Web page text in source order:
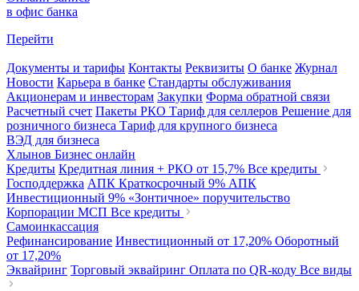
в офис банка
Перейти
Документы и тарифы Контакты Реквизиты О банке Журнал
Новости Карьера в банке Стандарты обслуживания
Акционерам и инвесторам Закупки Форма обратной связи
Расчетный счет Пакеты РКО Тариф для селлеров Решение для
розничного бизнеса Тариф для крупного бизнеса
ВЭД для бизнеса
Хлынов Бизнес онлайн
Кредиты Кредитная линия + РКО от 15,7% Все кредиты
Господдержка АПК Краткосрочный 9% АПК
Инвестиционный 9% «Зонтичное» поручительство
Корпорации МСП Все кредиты
Самоинкассация
Рефинансирование Инвестиционный от 17,20% Оборотный
от 17,20%
Эквайринг Торговый эквайринг Оплата по QR-коду Все виды